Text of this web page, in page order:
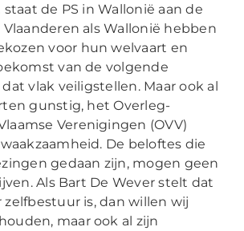
de PS in Wallonië aan de
als Wallonië hebben
voor hun welvaart en
van de volgende
vlak veiligstellen. Maar ook al
gunstig, het Overleg-
Verenigingen (OVV)
De beloftes die
gedaan zijn, mogen geen
Als Bart De Wever stelt dat
is, dan willen wij
maar ook al zijn